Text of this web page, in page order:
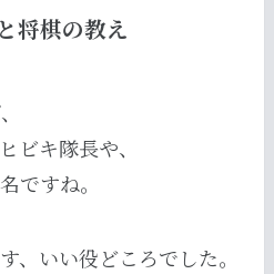
将棋の教え
ビキ隊長や、
ですね。
、いい役どころでした。